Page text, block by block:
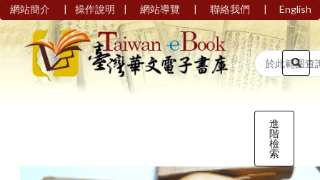
網站簡介 | 操作說明 | 網站導覽 | 聯絡我們 | English
進
階
檢
索